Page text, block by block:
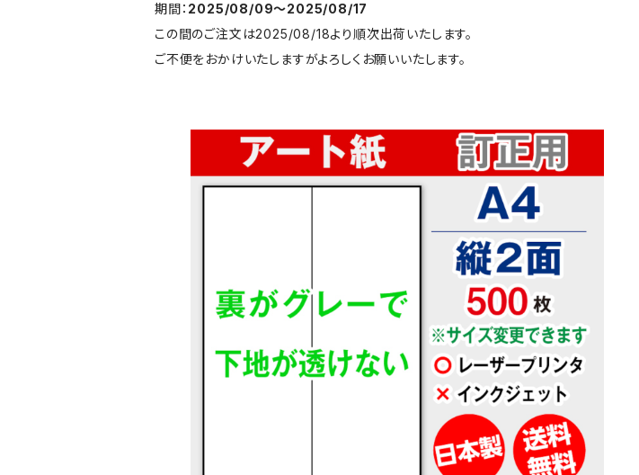
期間： 2025/08/09〜2025/08/17
この間のご注文は2025/08/18より順次出荷いたします。
ご不便をおかけいたしますがよろしくお願いいたします。